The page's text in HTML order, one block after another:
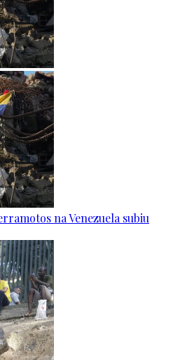
na Venezuela subiu